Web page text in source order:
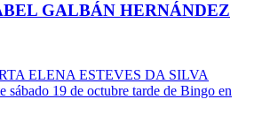
GALBÁN HERNÁNDEZ
ELENA ESTEVES DA SILVA
sábado 19 de octubre tarde de Bingo en